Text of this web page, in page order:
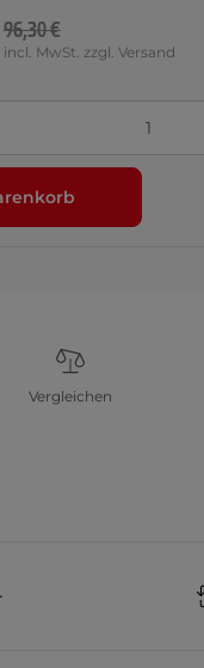
96,30 €
incl. MwSt. zzgl. Versand
Vergleichen